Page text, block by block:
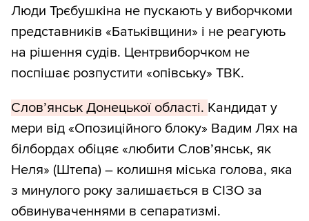
Люди Трєбушкіна не пускають у виборчкоми
представників «Батьківщини» і не реагують
на рішення судів. Центрвиборчком не
поспішає розпустити «опівську» ТВК.
Слов’янськ Донецької області. Кандидат у
мери від «Опозиційного блоку» Вадим Лях на
білбордах обіцяє «любити Слов’янськ, як
Неля» (Штепа) – колишня міська голова, яка
з минулого року залишається в СІЗО за
обвинуваченнями в сепаратизмі.